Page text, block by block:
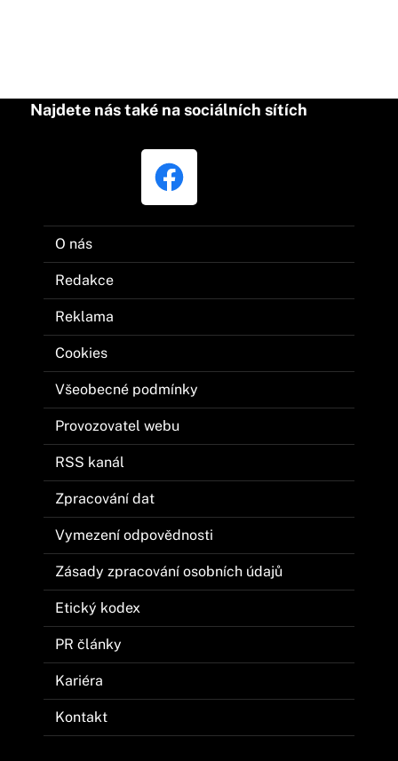
Najdete nás také na sociálních sítích
O nás
Redakce
Reklama
Cookies
Všeobecné podmínky
Provozovatel webu
RSS kanál
Zpracování dat
Vymezení odpovědnosti
Zásady zpracování osobních údajů
Etický kodex
PR články
Kariéra
Kontakt